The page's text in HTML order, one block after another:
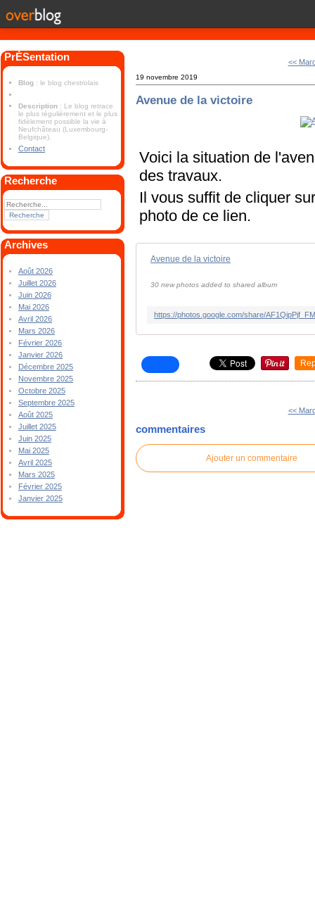
PrÉSentation
Blog : le blog chestrolais
Description : Le blog retrace
le plus régulièrement et le plus
fidèlement possible la vie à
Neufchâteau (Luxembourg-
Belgique).
Contact
Recherche
Archives
Août 2026
Juillet 2026
Juin 2026
Mai 2026
Avril 2026
Mars 2026
Février 2026
Janvier 2026
Décembre 2025
Novembre 2025
Octobre 2025
Septembre 2025
Août 2025
Juillet 2025
Juin 2025
Mai 2025
Avril 2025
Mars 2025
Février 2025
Janvier 2025
<<
19 novembre 2019
Avenue de la victoire
Voici la situation de
des travaux.
Il vous suffit de cliquer
photo de ce lien.
Avenue de la victoire
30 new photos added to shared album
<<
commentaires
Ajouter un commentaire